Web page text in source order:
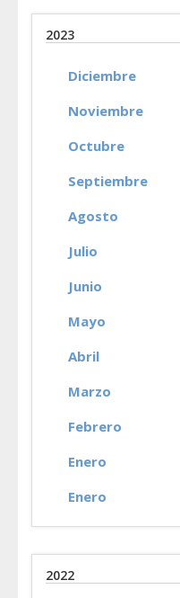
2023
Diciembre
Noviembre
Octubre
Septiembre
Agosto
Julio
Junio
Mayo
Abril
Marzo
Febrero
Enero
Enero
2022